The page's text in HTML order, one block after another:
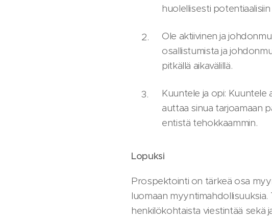
huolellisesti potentiaalisiin
Ole aktiivinen ja
osallistumista ja
pitkällä aikavälillä.
Kuuntele ja opi: Kuuntele
auttaa sinua tarjoamaan
entistä tehokkaammin.
Lopuksi
Prospektointi on tärkeä osa
luomaan
henkilökohtaista viestintää sekä